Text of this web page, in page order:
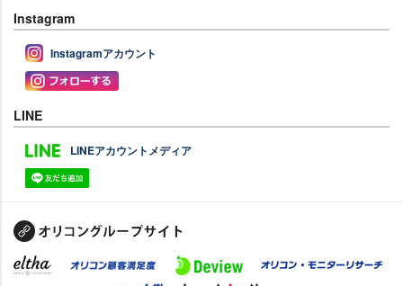
Instagram
Instagramアカウント
LINE
LINEアカウントメディア